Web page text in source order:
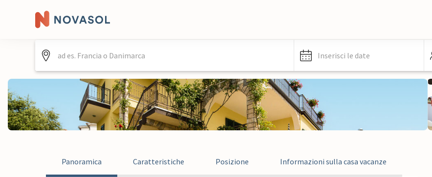
Inserisci le date
Panoramica Caratteristiche Posizione Informazioni sulla casa vacanze